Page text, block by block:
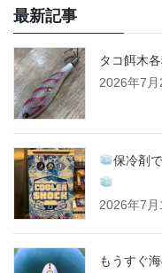
最新記事
タコ餌木
2026年7月
保冷剤
2026年7月
もうすぐ